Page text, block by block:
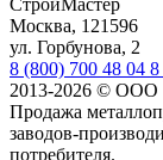
СтройМастер
Москва, 121596
ул. Горбунова, 2
8 (800) 700 48 04 8
2013-2026 © ООО
Продажа
заводов-
потребителя.